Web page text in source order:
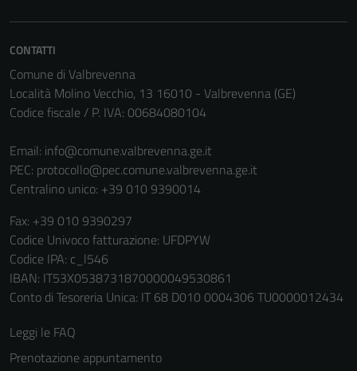
CONTATTI
Comune di Valbrevenna
Località Molino Vecchio, 13 16010 - Valbrevenna (GE)
Codice fiscale / P. IVA: 00684080104
Email: info@comune.valbrevenna.ge.it
PEC: protocollo@pec.comune.valbrevenna.ge.it
Centralino unico: +39 010 9390014
Fax: +39 010 9390297
Codice Univoco fatturazione: UFDPYW
Codice IPA: c_l546
IBAN: IT53X0538731870000049530861
Conto di Tesoreria Unica: IT 68 D010 0004306 TU0000012434
Leggi le FAQ
Prenotazione appuntamento
una serie di
Cookie policy
estesa per i
dettagli) e
essere
utilizzati
La
di questi
cookies può